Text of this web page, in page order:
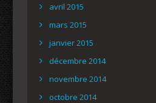
avril 2015
mars 2015
janvier 2015
décembre 2014
novembre 2014
octobre 2014